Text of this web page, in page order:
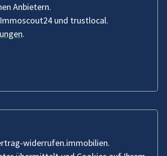
Anbietern.
und trustlocal.
.
widerrufen.immobilien.